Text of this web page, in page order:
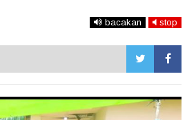
bacakan stop